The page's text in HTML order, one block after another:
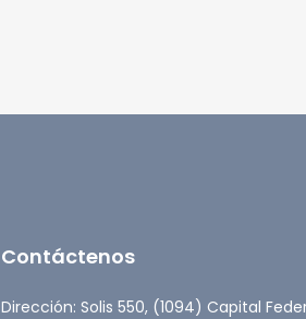
Contáctenos
Dirección: Solis 550, (1094) Capital